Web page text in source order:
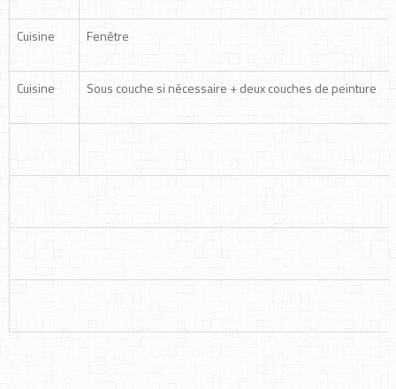
Cuisine Fenêtre
Cuisine Sous couche si nécessaire + deux couches de peinture